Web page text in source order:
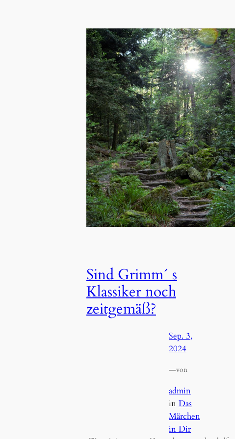
Sind Grimm´ s
Klassiker noch
zeitgemäß?
Sep. 3,
2024
—von
admin
in Das
Märchen
in Dir